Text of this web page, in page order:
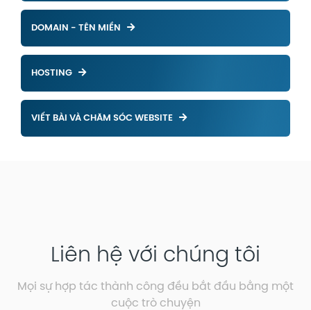
DOMAIN - TÊN MIỀN
HOSTING
VIẾT BÀI VÀ CHĂM SÓC WEBSITE
Liên hệ với chúng tôi
Mọi sự hợp tác thành công đều bắt đầu bằng một
cuộc trò chuyện